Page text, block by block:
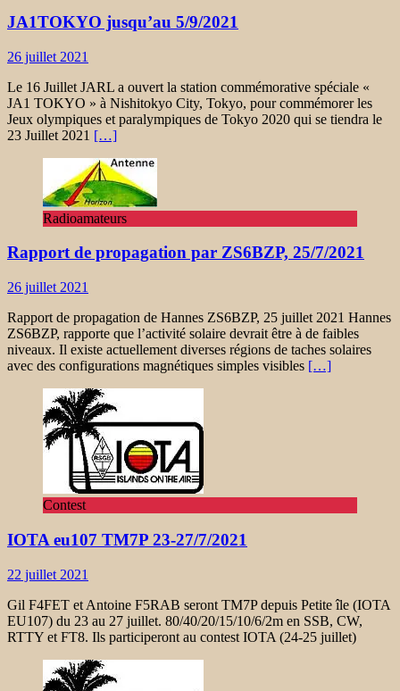
JA1TOKYO jusqu’au 5/9/2021
26 juillet 2021
Le 16 Juillet JARL a ouvert la station commémorative spéciale «
JA1 TOKYO » à Nishitokyo City, Tokyo, pour commémorer les
Jeux olympiques et paralympiques de Tokyo 2020 qui se tiendra le
23 Juillet 2021 […]
Radioamateurs
Rapport de propagation par ZS6BZP, 25/7/2021
26 juillet 2021
Rapport de propagation de Hannes ZS6BZP, 25 juillet 2021 Hannes
ZS6BZP, rapporte que l’activité solaire devrait être à de faibles
niveaux. Il existe actuellement diverses régions de taches solaires
avec des configurations magnétiques simples visibles […]
Contest
IOTA eu107 TM7P 23-27/7/2021
22 juillet 2021
Gil F4FET et Antoine F5RAB seront TM7P depuis Petite île (IOTA
EU107) du 23 au 27 juillet. 80/40/20/15/10/6/2m en SSB, CW,
RTTY et FT8. Ils participeront au contest IOTA (24-25 juillet)